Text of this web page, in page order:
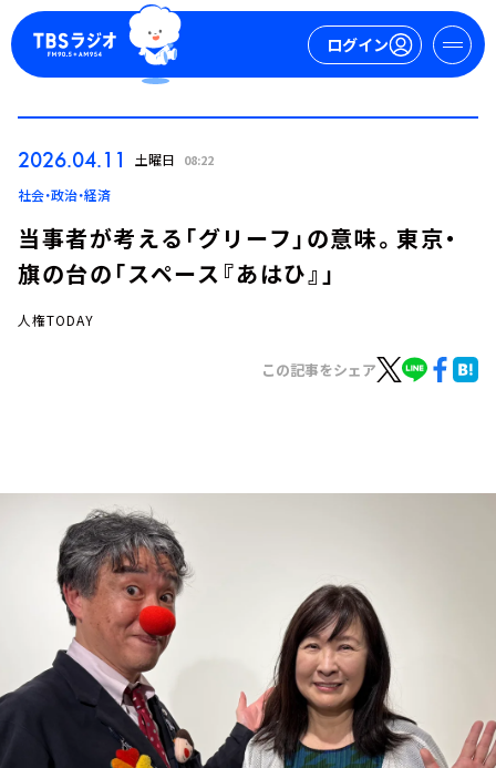
ログイン
お知らせ
イベント・グッズ
YouTube
会社情報
2026.04.11 土曜日 08:22
社会・政治・経済
当事者が考える「グリーフ」の意味。東京・
旗の台の「スペース『あはひ』」
人権TODAY
この記事をシェア